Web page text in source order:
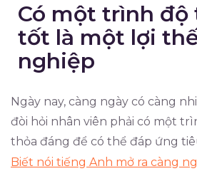
Có một trình độ
tốt là một lợi
nghiệp
Ngày nay, càng ngày có càng
đòi hỏi nhân viên phải có một
thỏa đáng để có thể đáp ứng
Biết nói tiếng Anh mở ra càng